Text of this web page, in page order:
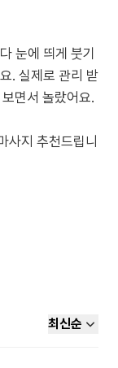
눈에 띄게 붓기
. 실제로 관리 받
면서 놀랐어요.
사지 추천드립니
최신순